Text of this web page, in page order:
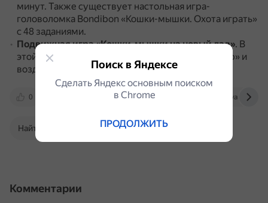
минут. Также существует настольная игра-
головоломка Bondibon «Кошки-мышки. Охота играть»
с 48 заданиями.
Подвижная игра «Кошки-мышки на новый лад». В
этой версии используется игровой атрибут «сыр» и
воздушный шарик.
0 inteltoys.ru yandex.ru
Найти в Поиске
Комментарии
Поиск в Яндексе
Сделать Яндекс основным поиском
в Сhrome
ПРОДОЛЖИТЬ